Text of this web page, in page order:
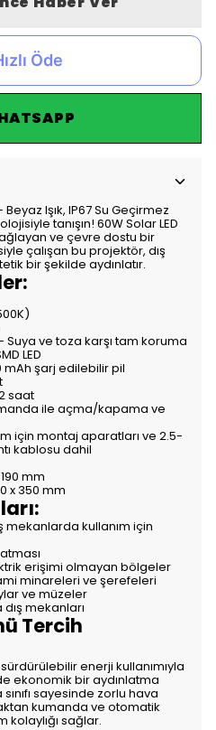
Işık, IP67 Su Geçirmez
tanışın! 60W Solar LED
ve çevre dostu bir
çalışan bu projektör, dış
bir şekilde aydınlatır.
Suya ve toza karşı tam koruma
LED
mAh şarj edilebilir pil
saat
ile açma/kapama ve
için montaj aparatları ve 2.5-
kablosu dahil
mm
x 350 mm
mekanlarda kullanım için
erişimi olmayan bölgeler
minareleri ve şerefeleri
ve müzeler
mekanları
Tercih
enerji kullanımıyla
ekonomik bir aydınlatma
sayesinde zorlu hava
kumanda ve otomatik
kolaylığı sağlar.